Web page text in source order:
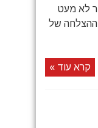
לא מעט
ההצלחה של
קרא עוד »